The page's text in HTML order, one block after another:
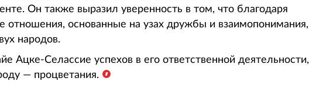
Он также выразил уверенность в том, что благодаря
отношения, основанные на узах дружбы и взаимопонимания,
народов.
Ацке-Селассие успехов в его ответственной деятельности,
— процветания.